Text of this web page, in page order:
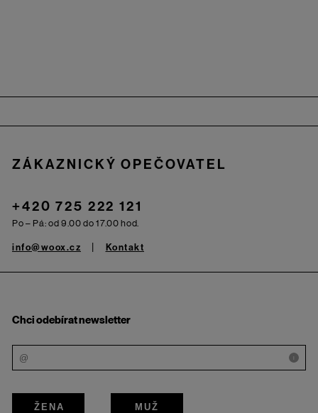
ZÁKAZNICKÝ OPEČOVATEL
+420 725 222 121
Po – Pá: od 9.00 do 17.00 hod.
info@woox.cz Kontakt
Chci odebírat newsletter
i
ŽENA MUŽ